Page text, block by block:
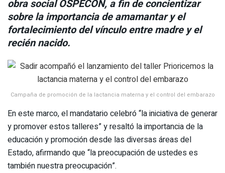
obra social OSPECON, a fin de concientizar
sobre la importancia de amamantar y el
fortalecimiento del vínculo entre madre y el
recién nacido.
Campaña de promoción de la lactancia materna y el control del embarazo
En este marco, el mandatario celebró “la iniciativa de generar
y promover estos talleres” y resaltó la importancia de la
educación y promoción desde las diversas áreas del
Estado, afirmando que “la preocupación de ustedes es
también nuestra preocupación”.